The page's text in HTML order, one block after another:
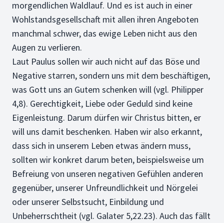
morgendlichen Waldlauf. Und es ist auch in einer
Wohlstandsgesellschaft mit allen ihren Angeboten
manchmal schwer, das ewige Leben nicht aus den
Augen zu verlieren.
Laut Paulus sollen wir auch nicht auf das Böse und
Negative starren, sondern uns mit dem beschäftigen,
was Gott uns an Gutem schenken will (vgl. Philipper
4,8). Gerechtigkeit, Liebe oder Geduld sind keine
Eigenleistung. Darum dürfen wir Christus bitten, er
will uns damit beschenken. Haben wir also erkannt,
dass sich in unserem Leben etwas ändern muss,
sollten wir konkret darum beten, beispielsweise um
Befreiung von unseren negativen Gefühlen anderen
gegenüber, unserer Unfreundlichkeit und Nörgelei
oder unserer Selbstsucht, Einbildung und
Unbeherrschtheit (vgl. Galater 5,22.23). Auch das fällt